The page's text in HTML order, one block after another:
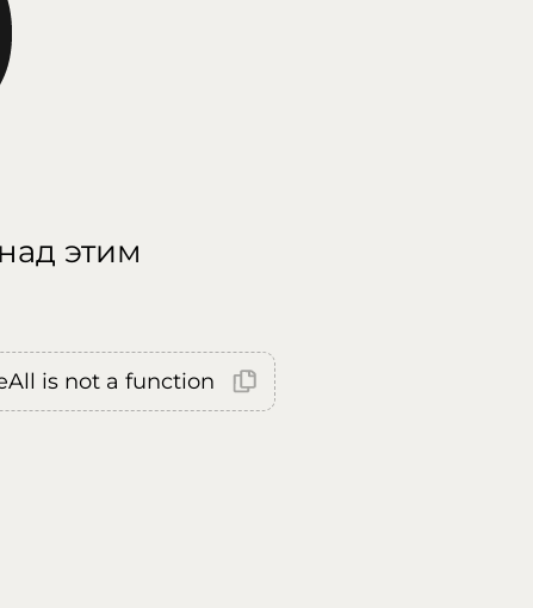
этим
is not a function